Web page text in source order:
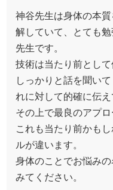
神谷先生は身体の本
解していて、とても
先生です。
技術は当たり前として
しっかりと話を聞い
れに対して的確に伝え
その上で最良のアプロ
これも当たり前かも
ルが違います。
身体のことでお悩み
みてください。